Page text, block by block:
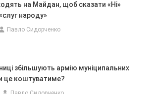
на Майдан, щоб сказати «Ні»
народу»
Павло Сидорченко
збільшують армію муніципальних
це коштуватиме?